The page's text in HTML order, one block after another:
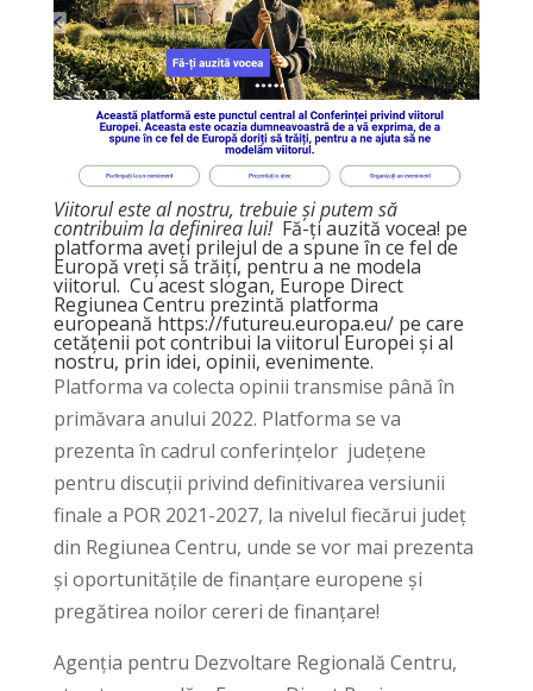
Viitorul este al nostru, trebuie și putem să
contribuim ladefinirealui! Fă-ți auzită vocea! pe
platforma aveți prilejul de a spune în ce fel de
Europă vreți să trăiți, pentru a ne modela
viitorul. Cu acest slogan, Europe Direct
Regiunea Centru prezintă platforma
europeană https://futureu.europa.eu/pe care
cetățenii pot contribui la viitorul Europei și al
nostru, prin idei, opinii, evenimente.
Platforma va colecta opinii transmise până în
primăvara anului 2022. Platforma se va
prezenta în cadrul conferințelor județene
pentru discuții privind definitivarea versiunii
finale a POR 2021-2027, la nivelul fiecărui județ
din Regiunea Centru, unde se vor mai prezenta
și oportunitățile de finanțare europene și
pregătirea noilor cereri de finanțare!
Agenția pentru Dezvoltare Regională Centru,